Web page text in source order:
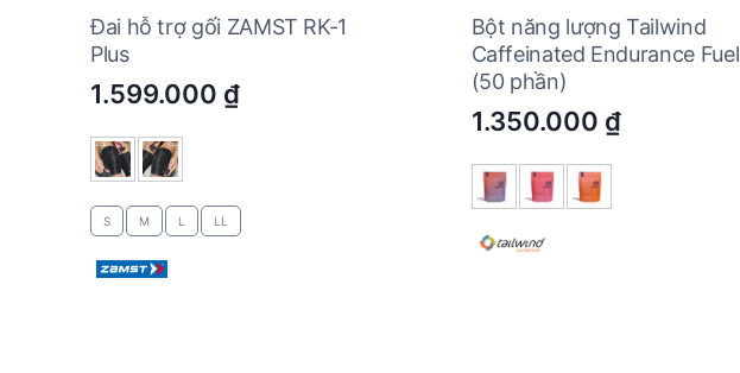
Đai hỗ trợ gối ZAMST RK-1
Plus
1.599.000 ₫
S M L LL
Bột năng lượng Tailwind
Caffeinated Endurance Fuel
(50 phần)
1.350.000 ₫